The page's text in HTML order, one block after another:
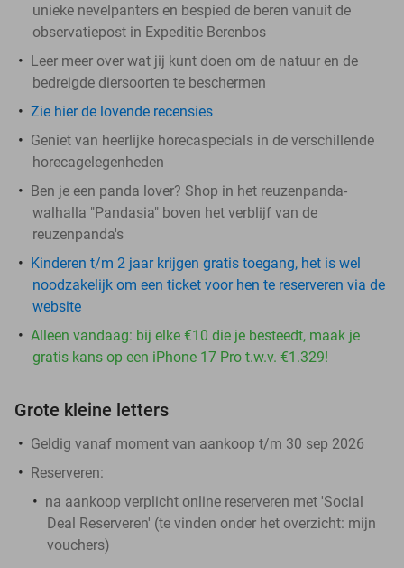
unieke nevelpanters en bespied de beren vanuit de
observatiepost in Expeditie Berenbos
Leer meer over wat jij kunt doen om de natuur en de
bedreigde diersoorten te beschermen
Zie hier de lovende recensies
Geniet van heerlijke horecaspecials in de verschillende
horecagelegenheden
Ben je een panda lover? Shop in het reuzenpanda-
walhalla "Pandasia" boven het verblijf van de
reuzenpanda's
Kinderen t/m 2 jaar krijgen gratis toegang, het is wel
noodzakelijk om een ticket voor hen te reserveren via de
website
Alleen vandaag: bij elke €10 die je besteedt, maak je
gratis kans op een iPhone 17 Pro t.w.v. €1.329!
Grote kleine letters
Geldig vanaf moment van aankoop t/m 30 sep 2026
Reserveren:
na aankoop verplicht online reserveren met 'Social
Deal Reserveren' (te vinden onder het overzicht: mijn
vouchers)